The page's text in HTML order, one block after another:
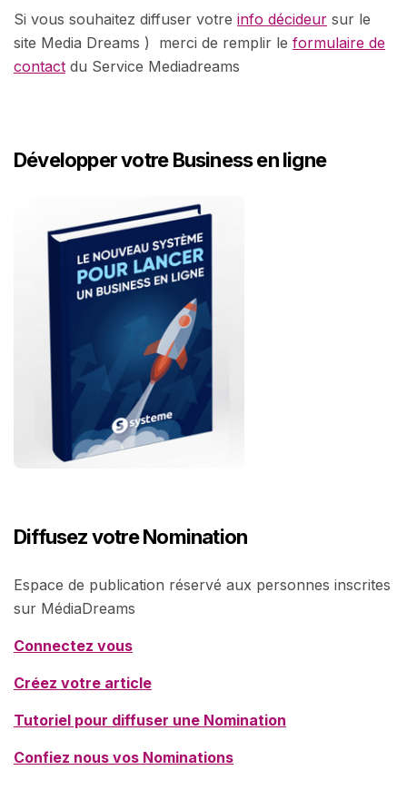
Si vous souhaitez diffuser votre info décideur sur le
site Media Dreams ) merci de remplir le formulaire de
contact du Service Mediadreams
Développer votre Business en ligne
Diffusez votre Nomination
Espace de publication réservé aux personnes inscrites
sur MédiaDreams
Connectez vous
Créez votre article
Tutoriel pour diffuser une Nomination
Confiez nous vos Nominations